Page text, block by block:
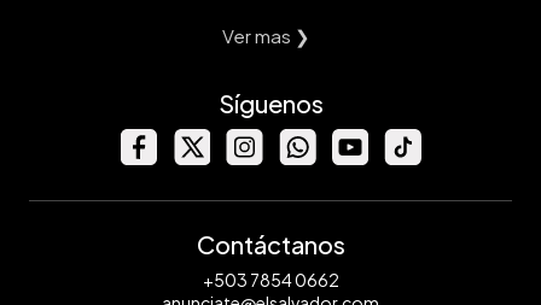
Ver mas ❯
Síguenos
Contáctanos
+503 7854 0662